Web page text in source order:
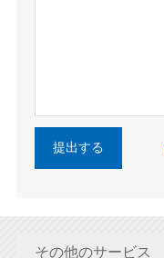
提出する
その他のサービス